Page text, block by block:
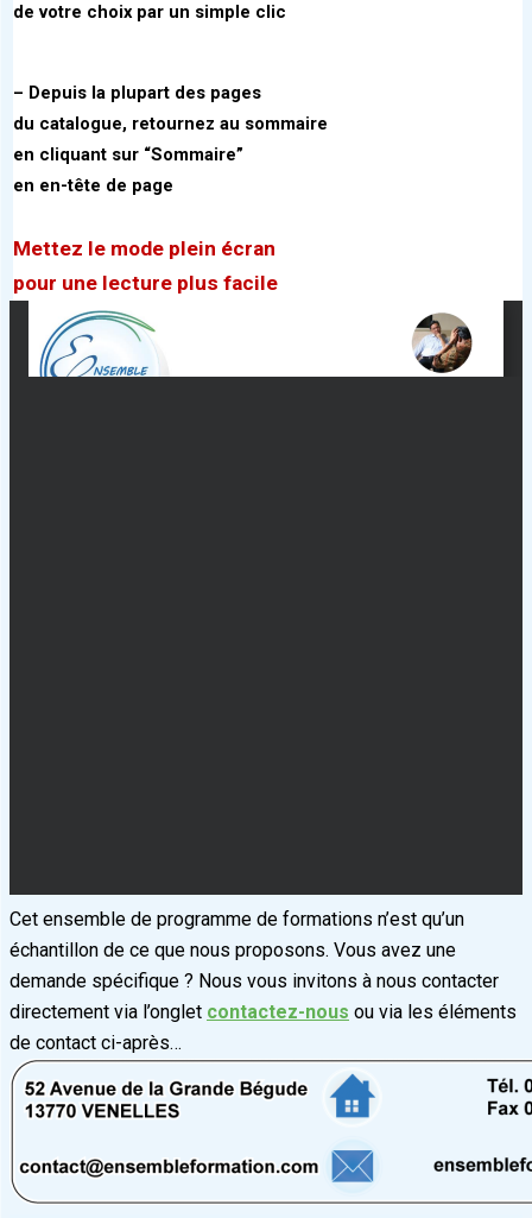
de votre choix par un simple clic
– Depuis la plupart des pages
du catalogue, retournez au sommaire
en cliquant sur “Sommaire”
en en-tête de page
Mettez le mode plein écran
pour une lecture plus facile
Cet ensemble de programme de formations n’est qu’un
échantillon de ce que nous proposons. Vous avez une
demande spécifique ? Nous vous invitons à nous contacter
directement via l’onglet contactez-nous ou via les éléments
de contact ci-après…